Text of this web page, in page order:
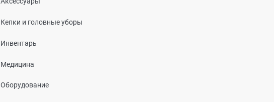
Кепки и головные уборы
Инвентарь
Медицина
Оборудование